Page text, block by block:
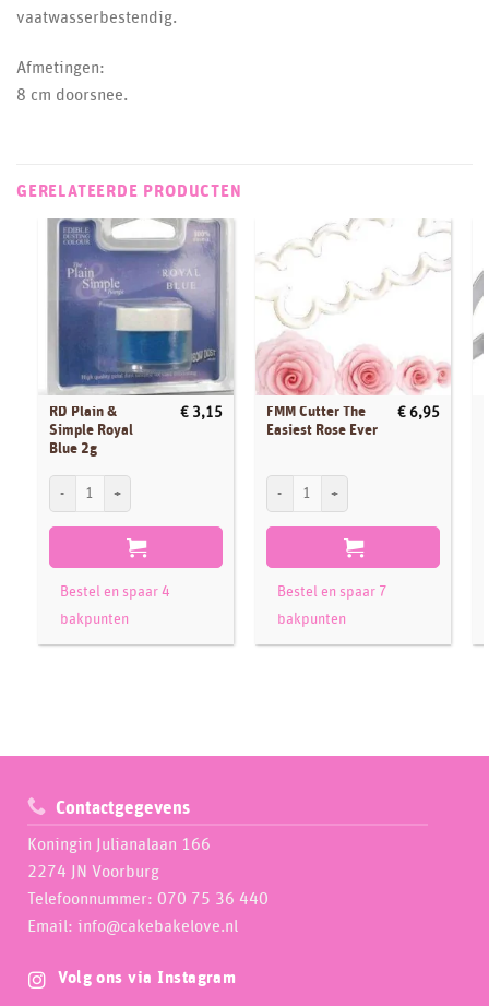
vaatwasserbestendig.
Afmetingen:
8 cm doorsnee.
GERELATEERDE PRODUCTEN
RD Plain &
Simple Royal
Blue 2g
€ 3,15
RD Plain & Simple Royal Blue 2g aantal
Bestel en spaar 4
bakpunten
FMM Cutter The
Easiest Rose Ever
€ 6,95
FMM Cutter The Easiest Rose Ever aantal
Bestel en spaar 7
bakpunten
Contactgegevens
Koningin Julianalaan 166
2274 JN Voorburg
Telefoonnummer: 070 75 36 440
Email: info@cakebakelove.nl
Volg ons via Instagram